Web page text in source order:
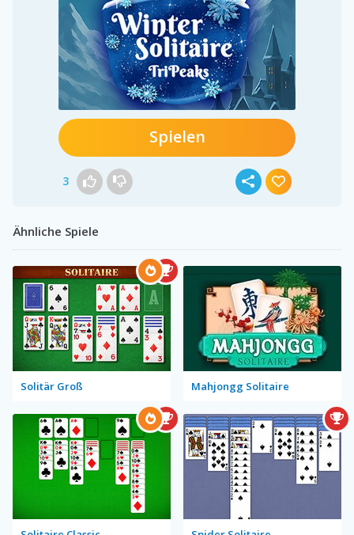
Spielen
3
Ähnliche Spiele
Solitär Groß Mahjongg Solitaire